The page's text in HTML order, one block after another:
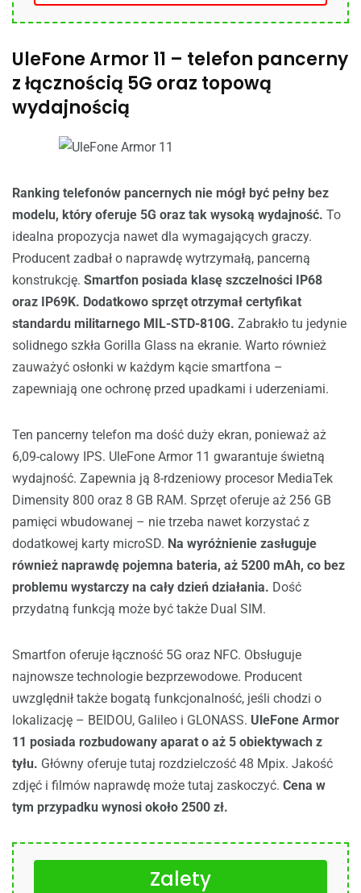
UleFone Armor 11 – telefon pancerny
z łącznością 5G oraz topową
wydajnością
Ranking telefonów pancernych nie mógł być pełny bez
modelu, który oferuje 5G oraz tak wysoką wydajność. To
idealna propozycja nawet dla wymagających graczy.
Producent zadbał o naprawdę wytrzymałą, pancerną
konstrukcję. Smartfon posiada klasę szczelności IP68
oraz IP69K. Dodatkowo sprzęt otrzymał certyfikat
standardu militarnego MIL-STD-810G. Zabrakło tu jedynie
solidnego szkła Gorilla Glass na ekranie. Warto również
zauważyć osłonki w każdym kącie smartfona –
zapewniają one ochronę przed upadkami i uderzeniami.
Ten pancerny telefon ma dość duży ekran, ponieważ aż
6,09-calowy IPS. UleFone Armor 11 gwarantuje świetną
wydajność. Zapewnia ją 8-rdzeniowy procesor MediaTek
Dimensity 800 oraz 8 GB RAM. Sprzęt oferuje aż 256 GB
pamięci wbudowanej – nie trzeba nawet korzystać z
dodatkowej karty microSD. Na wyróżnienie zasługuje
również naprawdę pojemna bateria, aż 5200 mAh, co bez
problemu wystarczy na cały dzień działania. Dość
przydatną funkcją może być także Dual SIM.
Smartfon oferuje łączność 5G oraz NFC. Obsługuje
najnowsze technologie bezprzewodowe. Producent
uwzględnił także bogatą funkcjonalność, jeśli chodzi o
lokalizację – BEIDOU, Galileo i GLONASS. UleFone Armor
11 posiada rozbudowany aparat o aż 5 obiektywach z
tyłu. Główny oferuje tutaj rozdzielczość 48 Mpix. Jakość
zdjęć i filmów naprawdę może tutaj zaskoczyć. Cena w
tym przypadku wynosi około 2500 zł.
Zalety